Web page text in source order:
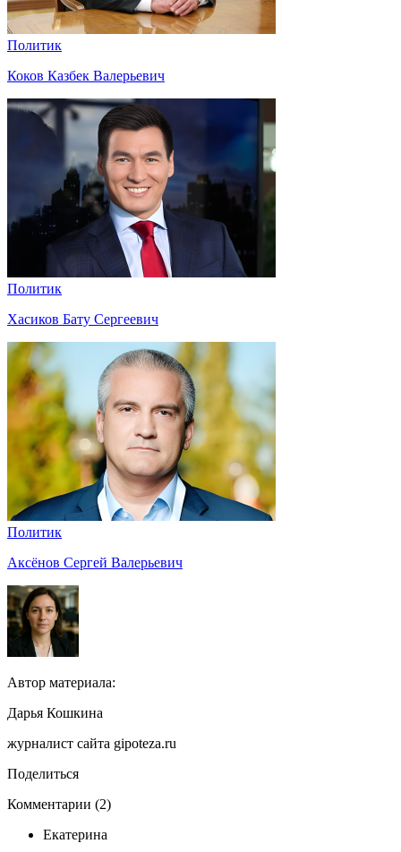
Политик
Коков Казбек Валерьевич
Политик
Хасиков Бату Сергеевич
Политик
Аксёнов Сергей Валерьевич
Автор материала:
Дарья Кошкина
журналист сайта gipoteza.ru
Поделиться
Комментарии (2)
Екатерина